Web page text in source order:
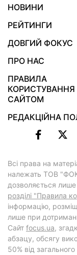
НОВИНИ
РЕЙТИНГИ
ДОВГИЙ ФОКУС
ПРО НАС
ПРАВИЛА
КОРИСТУВАННЯ
САЙТОМ
РЕДАКЦІЙНА
Всі права на
належать ТОВ
дозволяється
розділі "Правила
інформацію,
лише при
Cайт focus.ua,
абзацу, обсягу
50% від